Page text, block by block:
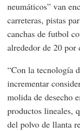
neumáticos” van
carreteras, pistas
canchas de futbol
alrededor de 20 por
“Con la tecnología
incrementar
molida de desecho
productos lineales,
del polvo de llanta